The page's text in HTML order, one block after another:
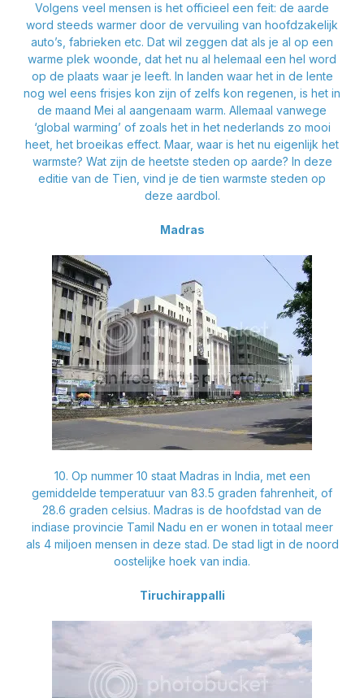
Volgens veel mensen is het officieel een feit: de aarde
word steeds warmer door de vervuiling van hoofdzakelijk
auto’s, fabrieken etc. Dat wil zeggen dat als je al op een
warme plek woonde, dat het nu al helemaal een hel word
op de plaats waar je leeft. In landen waar het in de lente
nog wel eens frisjes kon zijn of zelfs kon regenen, is het in
de maand Mei al aangenaam warm. Allemaal vanwege
‘global warming’ of zoals het in het nederlands zo mooi
heet, het broeikas effect. Maar, waar is het nu eigenlijk het
warmste? Wat zijn de heetste steden op aarde? In deze
editie van de Tien, vind je de tien warmste steden op
deze aardbol.
Madras
10. Op nummer 10 staat Madras in India, met een
gemiddelde temperatuur van 83.5 graden fahrenheit, of
28.6 graden celsius. Madras is de hoofdstad van de
indiase provincie Tamil Nadu en er wonen in totaal meer
als 4 miljoen mensen in deze stad. De stad ligt in de noord
oostelijke hoek van india.
Tiruchirappalli